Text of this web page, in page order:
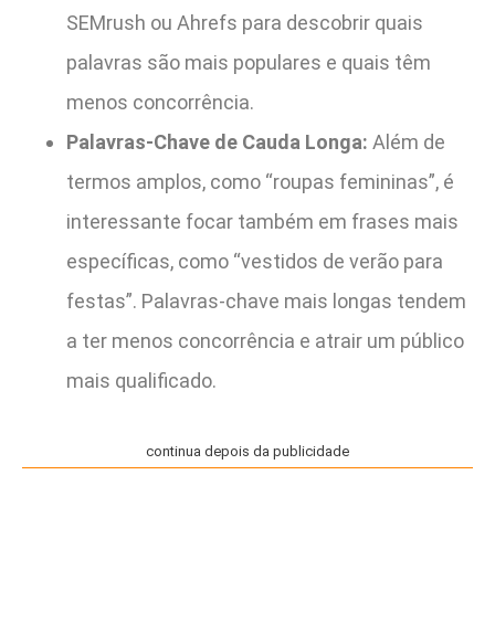
SEMrush ou Ahrefs para descobrir quais
palavras são mais populares e quais têm
menos concorrência.
Palavras-Chave de Cauda Longa: Além de
termos amplos, como “roupas femininas”, é
interessante focar também em frases mais
específicas, como “vestidos de verão para
festas”. Palavras-chave mais longas tendem
a ter menos concorrência e atrair um público
mais qualificado.
continua depois da publicidade